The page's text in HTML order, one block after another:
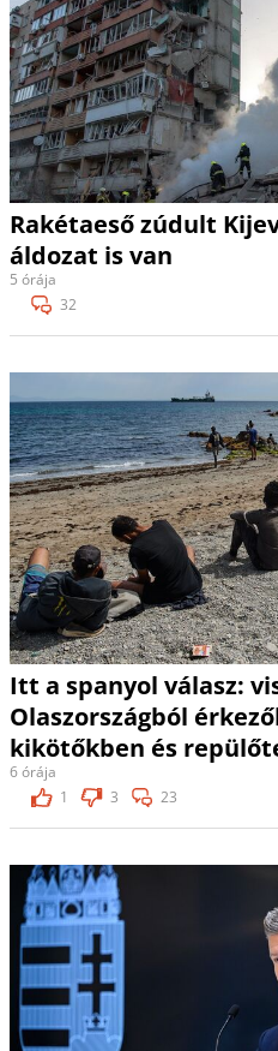
Rakétaeső zúdult
áldozat is van
5 órája
32
Itt a spanyol válasz:
Olaszországból
kikötőkben és
6 órája
1
3 23